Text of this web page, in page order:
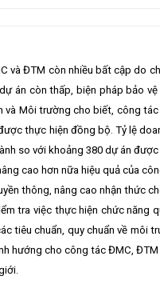
và ĐTM còn nhiều bất cập do
án còn thấp, biện pháp bảo
và Môi trường cho biết, công
thực hiện đồng bộ. Tỷ lệ
so với khoảng 380 dự án
cao hơn nữa hiệu quả của
thông, nâng cao nhận thức
tra việc thực hiện chức
tiêu chuẩn, quy chuẩn về
hướng cho công tác ĐMC,